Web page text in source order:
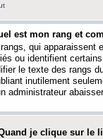
est mon rang et
qui apparaissent
ou identifient
le texte des rangs
inutilement
administrateur
je clique sur le